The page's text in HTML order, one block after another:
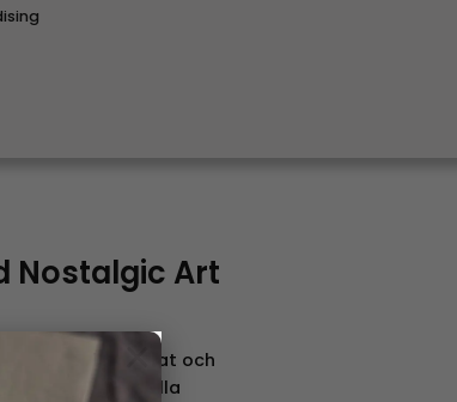
×
Nostalgic Art
tillverkat och
internationella